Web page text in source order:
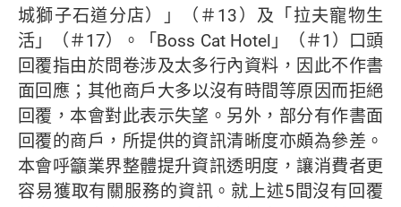
城獅子石道分店）」（＃13）及「拉夫寵物生
活」（＃17）。「Boss Cat Hotel」（＃1）口頭
回覆指由於問卷涉及太多行內資料，因此不作書
面回應；其他商戶大多以沒有時間等原因而拒絕
回覆，本會對此表示失望。另外，部分有作書面
回覆的商戶，所提供的資訊清晰度亦頗為參差。
本會呼籲業界整體提升資訊透明度，讓消費者更
容易獲取有關服務的資訊。就上述5間沒有回覆